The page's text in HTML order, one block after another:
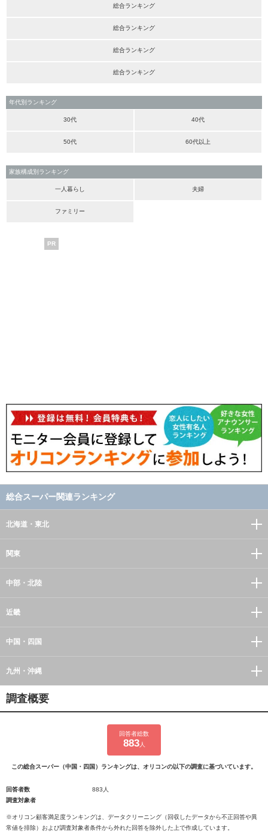
総合ランキング
総合ランキング
総合ランキング
総合ランキング
年代別ランキング
30代 40代
50代 60代以上
家族構成別ランキング
一人暮らし 夫婦
ファミリー
PR
総合スーパー関連ランキング
北海道・東北
関東
中部・北陸
近畿
中国・四国
九州・沖縄
調査概要
回答者総数
883人
この総合スーパー（中国・四国）ランキングは、オリコンの以下の調査に基づいています。
回答者数
883人
調査対象者
※オリコン顧客満足度ランキングは、データクリーニング（回収したデータから不正回答や異
常値を排除）および調査対象者条件から外れた回答を除外した上で作成しています。